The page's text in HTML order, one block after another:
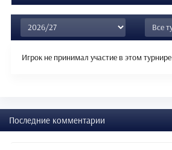
Игрок не принимал участие в этом турнире
Последние комментарии